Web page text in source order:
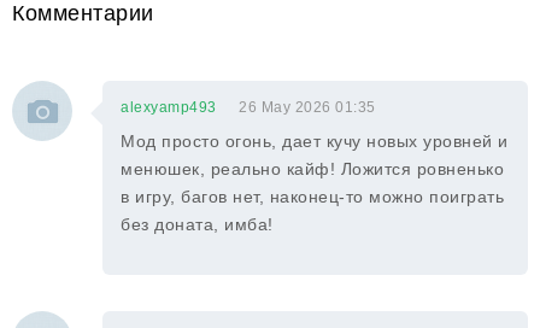
Комментарии
alexyamp493 26 May 2026 01:35
Мод просто огонь, дает кучу новых уровней и
менюшек, реально кайф! Ложится ровненько
в игру, багов нет, наконец-то можно поиграть
без доната, имба!